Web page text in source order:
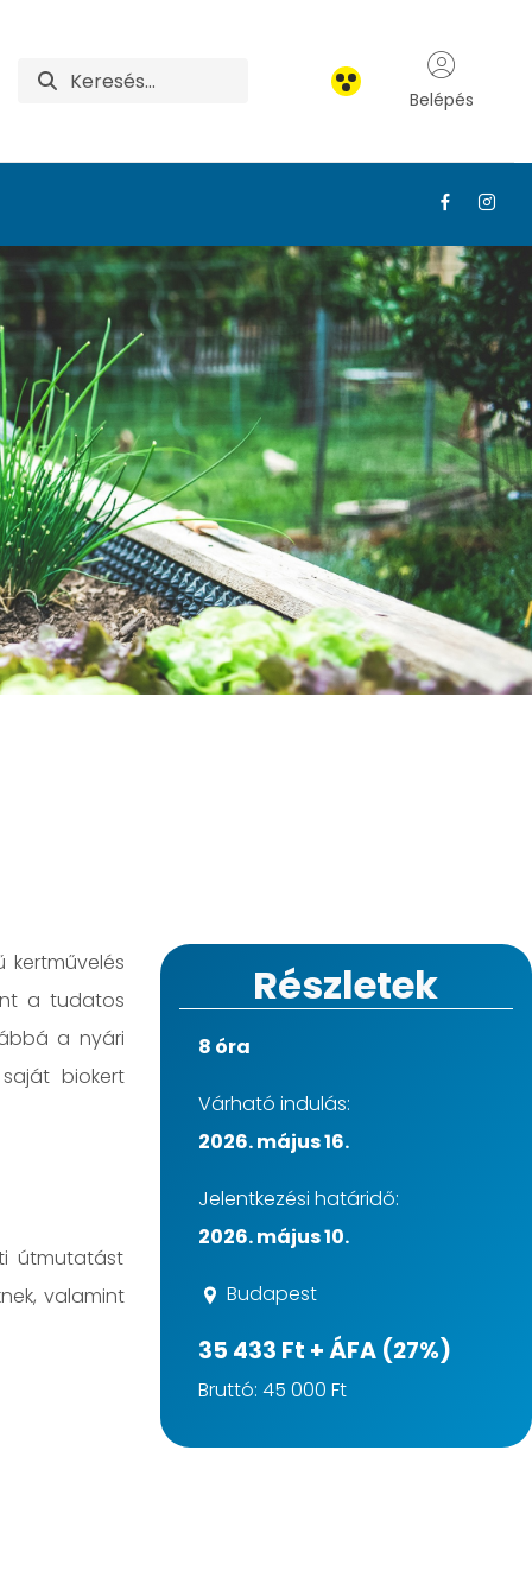
Belépés
a tudatos
a nyári
biokert
útmutatást
valamint
Részletek
8 óra
Várható indulás:
2026. május 16.
Jelentkezési határidő:
2026. május 10.
Budapest
35 433 Ft + ÁFA (27%)
Bruttó: 45 000 Ft